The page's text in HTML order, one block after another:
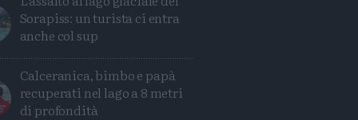
Condividi
Condividi
TwitterCondividi
Mail
Sorapiss: un turista ci entra
anche col sup
Calceranica, bimbo e papà
recuperati nel lago a 8 metri
di profondità